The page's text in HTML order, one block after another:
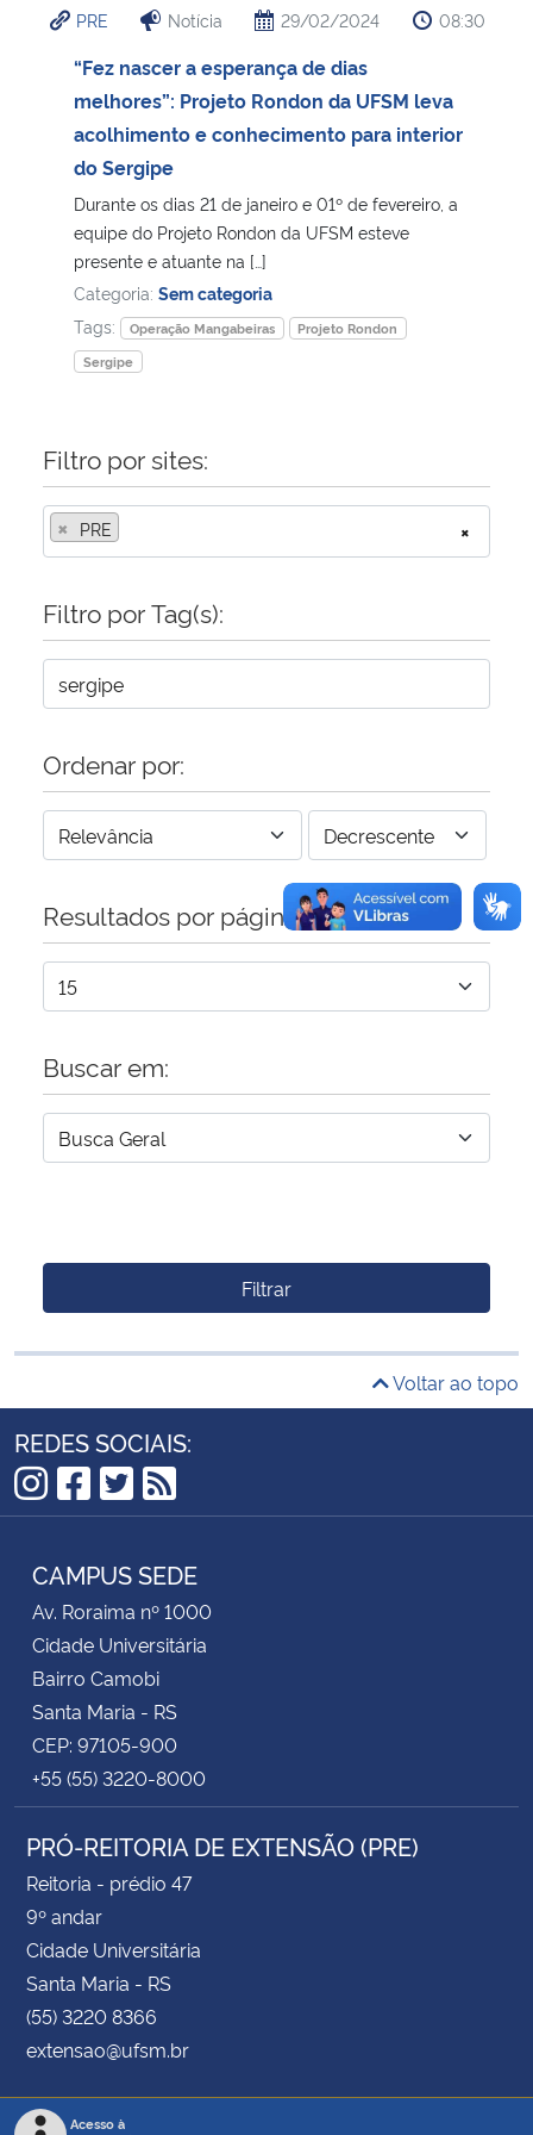
Ministério da Cidadania
Ministério de Minas e Energia
Ministério da Ciência, Tecnologia, Inovações e Comunicações
Ministério do Meio Ambiente
Ministério do Turismo
Controladoria-Geral da União
Ministério da Mulher, da Família e dos Direitos Humanos
Gabinete de Segurança Institucional
Advocacia-Geral da União
Banco Central do Brasil
Planalto
PRE Notícia 29/02/2024 08:30
“Fez nascer a esperança de dias
melhores”: Projeto Rondon da UFSM leva
acolhimento e conhecimento para interior
do Sergipe
Durante os dias 21 de janeiro e 01º de fevereiro, a
equipe do Projeto Rondon da UFSM esteve
presente e atuante na […]
Categoria: Sem categoria
Tags:
Operação Mangabeiras
Projeto Rondon
Sergipe
Filtro por sites:
×
× PRE
Filtro por Tag(s):
Ordenar por:
Resultados por página:
Buscar em:
Filtrar
Voltar ao topo
REDES SOCIAIS:
Instagram
Facebook
Twitter
RSS
CAMPUS SEDE
Av. Roraima nº 1000
Cidade Universitária
Bairro Camobi
Santa Maria - RS
CEP: 97105-900
+55 (55) 3220-8000
PRÓ-REITORIA DE EXTENSÃO (PRE)
Reitoria - prédio 47
9º andar
Cidade Universitária
Santa Maria - RS
(55) 3220 8366
extensao@ufsm.br
Acesso à